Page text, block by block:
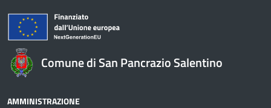
Comune di San Pancrazio Salentino
AMMINISTRAZIONE